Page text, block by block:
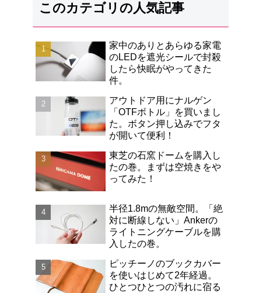
このカテゴリの人気記事
家中のありとあらゆる家電
のLEDを遮光シールで封殺
したら快眠がやってきた
件。
アウトドア用にナルゲン
「OTFボトル」を買いまし
た。ボタン押し込みでフタ
が開いて便利！
東芝の石窯ドームを購入し
たの巻。まずは空焼きをや
ってみた！
半径1.8mの無敵空間。「絶
対に断線しない」Ankerの
ライトニングケーブルを購
入したの巻。
ピッチーノのブックカバー
を使いはじめて2年経過。
ひとつひとつの汚れに宿る